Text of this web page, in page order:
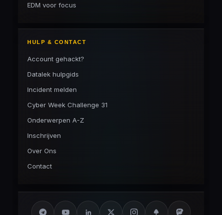
EDM voor focus
HULP & CONTACT
Account gehackt?
Datalek hulpgids
Incident melden
Cyber Week Challenge 31
Onderwerpen A-Z
Inschrijven
Over Ons
Contact